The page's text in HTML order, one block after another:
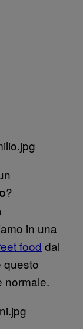
?
in una
food dal
questo
normale.